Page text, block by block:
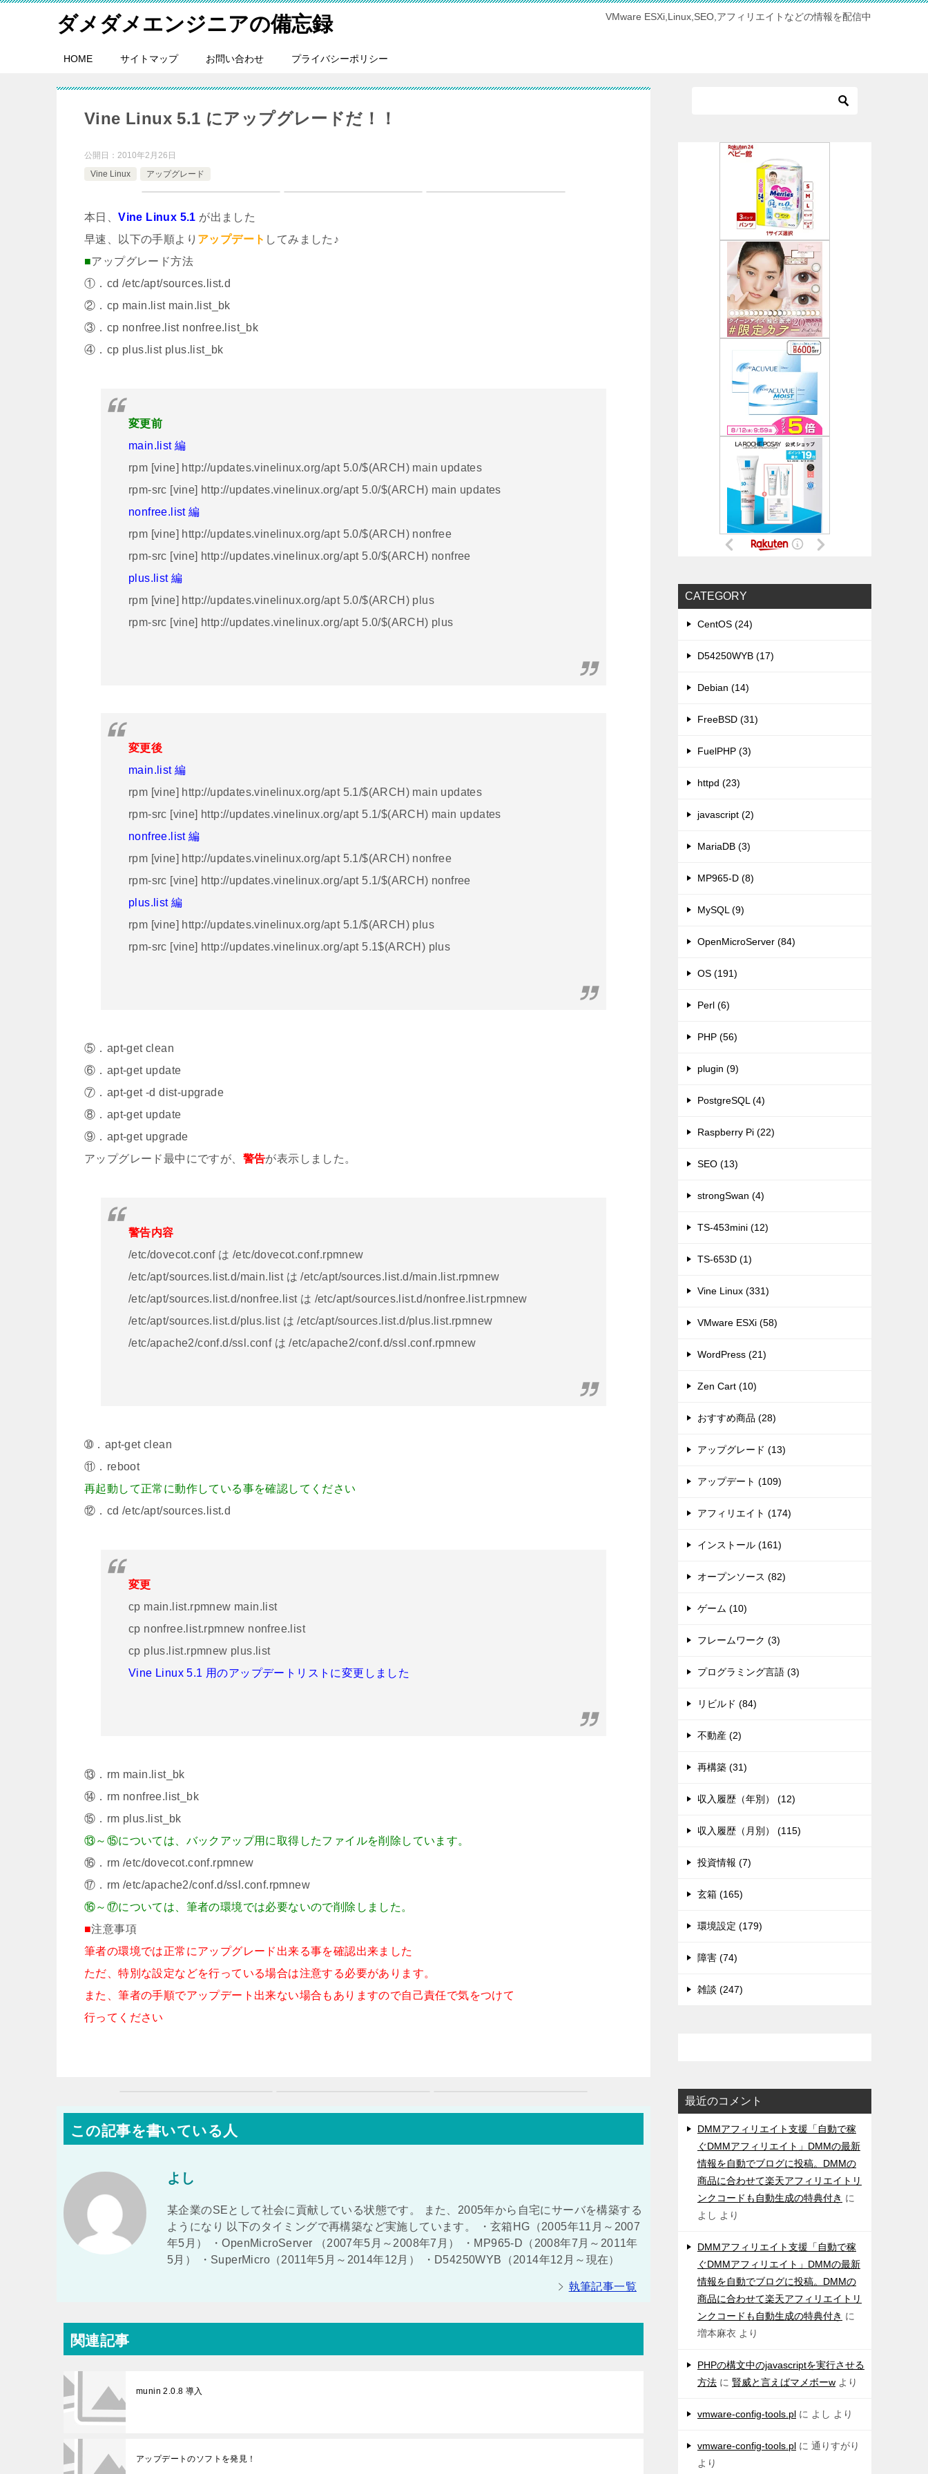
ダメダメエンジニアの備忘録 VMware ESXi,Linux,SEO,アフィリエイトなどの情報を配信中
HOME サイトマップ お問い合わせ プライバシーポリシー
Vine Linux 5.1 にアップグレードだ！！
公開日： 2010年2月26日
Vine Linux
アップグレード
本日、Vine Linux 5.1 が出ました
早速、以下の手順より アップデート してみました♪
■アップグレード方法
①．cd /etc/apt/sources.list.d
②．cp main.list main.list_bk
③．cp nonfree.list nonfree.list_bk
④．cp plus.list plus.list_bk
変更前
main.list 編
rpm [vine] http://updates.vinelinux.org/apt 5.0/$(ARCH) main updates
rpm-src [vine] http://updates.vinelinux.org/apt 5.0/$(ARCH) main updates
nonfree.list 編
rpm [vine] http://updates.vinelinux.org/apt 5.0/$(ARCH) nonfree
rpm-src [vine] http://updates.vinelinux.org/apt 5.0/$(ARCH) nonfree
plus.list 編
rpm [vine] http://updates.vinelinux.org/apt 5.0/$(ARCH) plus
rpm-src [vine] http://updates.vinelinux.org/apt 5.0/$(ARCH) plus
変更後
main.list 編
rpm [vine] http://updates.vinelinux.org/apt 5.1/$(ARCH) main updates
rpm-src [vine] http://updates.vinelinux.org/apt 5.1/$(ARCH) main updates
nonfree.list 編
rpm [vine] http://updates.vinelinux.org/apt 5.1/$(ARCH) nonfree
rpm-src [vine] http://updates.vinelinux.org/apt 5.1/$(ARCH) nonfree
plus.list 編
rpm [vine] http://updates.vinelinux.org/apt 5.1/$(ARCH) plus
rpm-src [vine] http://updates.vinelinux.org/apt 5.1$(ARCH) plus
⑤．apt-get clean
⑥．apt-get update
⑦．apt-get -d dist-upgrade
⑧．apt-get update
⑨．apt-get upgrade
アップグレード最中にですが、 警告が表示しました。
警告内容
/etc/dovecot.conf は /etc/dovecot.conf.rpmnew
/etc/apt/sources.list.d/main.list は /etc/apt/sources.list.d/main.list.rpmnew
/etc/apt/sources.list.d/nonfree.list は /etc/apt/sources.list.d/nonfree.list.rpmnew
/etc/apt/sources.list.d/plus.list は /etc/apt/sources.list.d/plus.list.rpmnew
/etc/apache2/conf.d/ssl.conf は /etc/apache2/conf.d/ssl.conf.rpmnew
➉．apt-get clean
⑪．reboot
再起動して正常に動作している事を確認してください
⑫．cd /etc/apt/sources.list.d
変更
cp main.list.rpmnew main.list
cp nonfree.list.rpmnew nonfree.list
cp plus.list.rpmnew plus.list
Vine Linux 5.1 用のアップデートリストに変更しました
⑬．rm main.list_bk
⑭．rm nonfree.list_bk
⑮．rm plus.list_bk
⑬～⑮については、バックアップ用に取得したファイルを削除しています。
⑯．rm /etc/dovecot.conf.rpmnew
⑰．rm /etc/apache2/conf.d/ssl.conf.rpmnew
⑯～⑰については、筆者の環境では必要ないので削除しました。
■注意事項
筆者の環境では正常にアップグレード出来る事を確認出来ました
ただ、特別な設定などを行っている場合は注意する必要があります。
また、筆者の手順でアップデート出来ない場合もありますので自己責任で気をつけて
行ってください
この記事を書いている人
よし
某企業のSEとして社会に貢献している状態です。 また、2005年から自宅にサーバを構築する
ようになり 以下のタイミングで再構築など実施しています。 ・玄箱HG（2005年11月～2007
年5月） ・OpenMicroServer （2007年5月～2008年7月） ・MP965-D（2008年7月～2011年
5月） ・SuperMicro（2011年5月～2014年12月） ・D54250WYB（2014年12月～現在）
執筆記事一覧
関連記事
munin 2.0.8 導入
アップデートのソフトを発見！
CATEGORY
CentOS (24)
D54250WYB (17)
Debian (14)
FreeBSD (31)
FuelPHP (3)
httpd (23)
javascript (2)
MariaDB (3)
MP965-D (8)
MySQL (9)
OpenMicroServer (84)
OS (191)
Perl (6)
PHP (56)
plugin (9)
PostgreSQL (4)
Raspberry Pi (22)
SEO (13)
strongSwan (4)
TS-453mini (12)
TS-653D (1)
Vine Linux (331)
VMware ESXi (58)
WordPress (21)
Zen Cart (10)
おすすめ商品 (28)
アップグレード (13)
アップデート (109)
アフィリエイト (174)
インストール (161)
オープンソース (82)
ゲーム (10)
フレームワーク (3)
プログラミング言語 (3)
リビルド (84)
不動産 (2)
再構築 (31)
収入履歴（年別） (12)
収入履歴（月別） (115)
投資情報 (7)
玄箱 (165)
環境設定 (179)
障害 (74)
雑談 (247)
最近のコメント
DMMアフィリエイト支援「自動で稼
ぐDMMアフィリエイト」DMMの最新
情報を自動でブログに投稿。DMMの
商品に合わせて楽天アフィリエイトリ
ンクコードも自動生成の特典付き に
よし より
DMMアフィリエイト支援「自動で稼
ぐDMMアフィリエイト」DMMの最新
情報を自動でブログに投稿。DMMの
商品に合わせて楽天アフィリエイトリ
ンクコードも自動生成の特典付き に
増本麻衣 より
PHPの構文中のjavascriptを実行させる
方法 に 賢威と言えばマメボーw より
vmware-config-tools.pl に よし より
vmware-config-tools.pl に 通りすがり
より